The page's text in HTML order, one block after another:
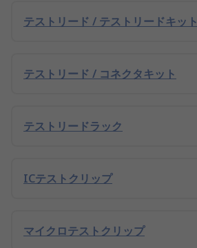
テストリード / テストリードキット
テストリード / コネクタキット
テストリードラック
ICテストクリップ
マイクロテストクリップ